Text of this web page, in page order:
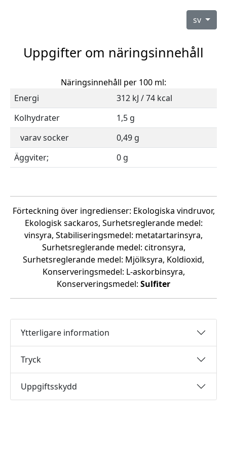
sv
Uppgifter om näringsinnehåll
Näringsinnehåll per 100 ml:
Energi
312 kJ / 74 kcal
Kolhydrater
1,5 g
varav socker
0,49 g
Äggviter;
0 g
Förteckning över ingredienser: Ekologiska vindruvor,
Ekologisk sackaros, Surhetsreglerande medel:
vinsyra, Stabiliseringsmedel: metatartarinsyra,
Surhetsreglerande medel: citronsyra,
Surhetsreglerande medel: Mjölksyra, Koldioxid,
Konserveringsmedel: L-askorbinsyra,
Konserveringsmedel: Sulfiter
Ytterligare information
Tryck
Uppgiftsskydd